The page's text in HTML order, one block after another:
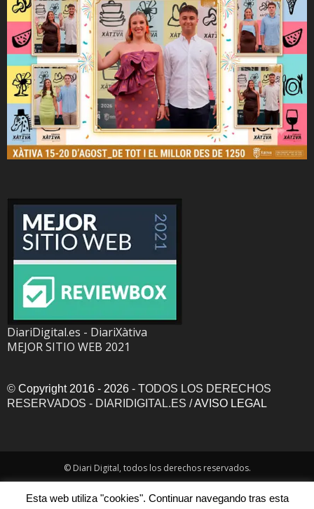
DiariDigital.es - DiariXàtiva
MEJOR SITIO WEB 2021
© Copyright 2016 - 2026 - TODOS LOS DERECHOS
RESERVADOS - DIARIDIGITAL.ES /AVISO LEGAL
© Diari Digital, todos los derechos reservados.
Esta web utiliza "cookies". Continuar navegando tras esta